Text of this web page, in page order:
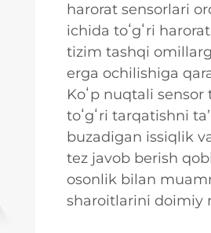
harorat sensorlari
ichida toʻgʻri
tizim tashqi
erga ochilishiga
Koʻp nuqtali
toʻgʻri tarqatishni
buzadigan issiqlik
tez javob berish
osonlik bilan
sharoitlarini doimiy